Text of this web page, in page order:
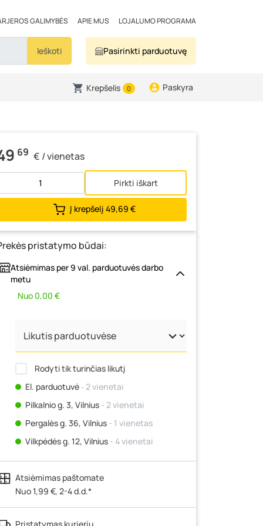
GALIMYBĖS APIE MUS LOJALUMO PROGRAMA
Ieškoti Pasirinkti parduotuvę
Krepšelis 0 Paskyra
69 € / vienetas
Pirkti iškart
Į krepšelį 49,69 €
pristatymo būdai:
Atsiėmimas per 9 val. parduotuvės darbo
metu
Nuo 0,00 €
Rodyti tik turinčias likutį
El. parduotuvė‐ 2 vienetai
Pilkalnio g. 3, Vilnius - 2 vienetai
Pergalės g. 36, Vilnius - 1 vienetas
Vilkpėdės g. 12, Vilnius - 4 vienetai
Ateities g. 15, Vilnius- 3 vienetai
Kauno r., Narsiečių k., Vytauto g. 183,
Kaunas - 3 vienetai
Šilutės pl. 83A, Klaipėda- 3 vienetai
Atsiėmimas paštomate
Nuo 1,99 €, 2-4 d.d.*